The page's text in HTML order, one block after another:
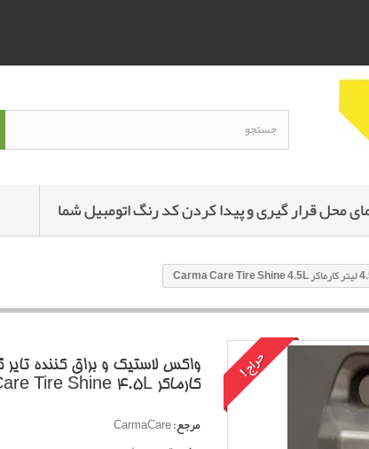
محل قرار گیری و پیدا کردن کد رنگ اتومبیل شما
حراج!
کارماکر Carma Care Tire Shine 4.5L
مرجع:CarmaCare